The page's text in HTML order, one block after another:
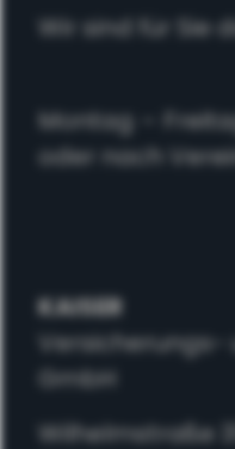
Wir sind für Sie
Montag –
oder nach
KAISER
Versicherungs-
GmbH
Wilhelmstraße 31